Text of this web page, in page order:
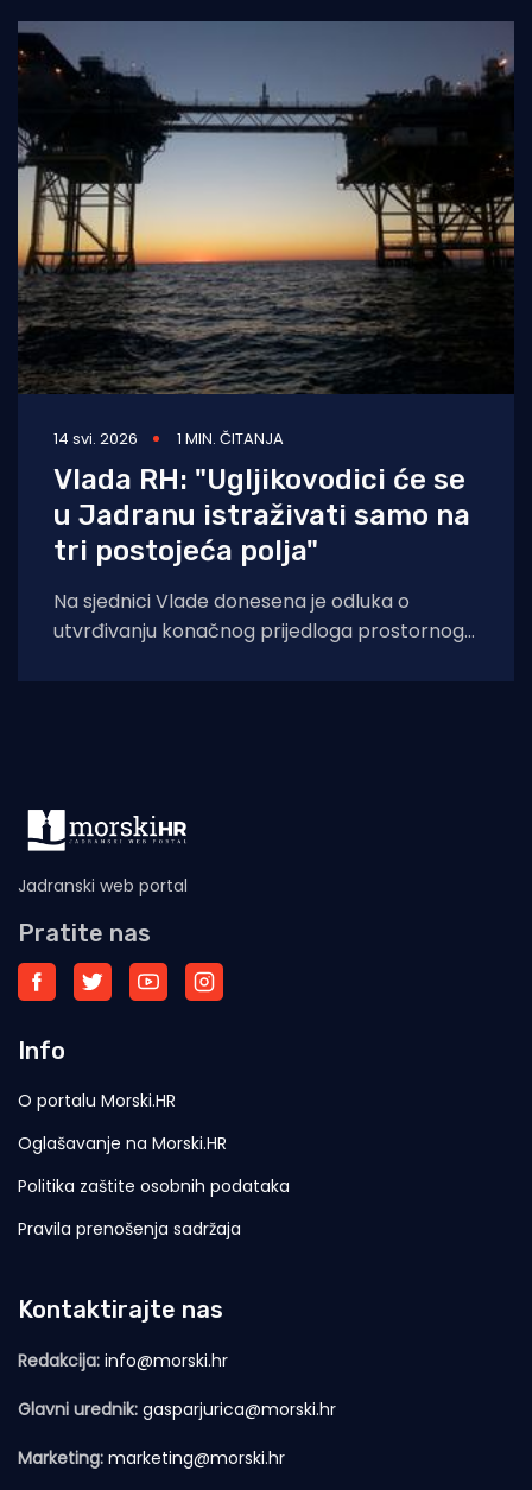
14 svi. 2026 1 MIN. ČITANJA
Vlada RH: "Ugljikovodici će se
u Jadranu istraživati samo na
tri postojeća polja"
Na sjednici Vlade donesena je odluka o
utvrđivanju konačnog prijedloga prostornog
Jadranski web portal
Pratite nas
Info
O portalu Morski.HR
Oglašavanje na Morski.HR
Politika zaštite osobnih podataka
Pravila prenošenja sadržaja
Kontaktirajte nas
Redakcija: info@morski.hr
Glavni urednik: gasparjurica@morski.hr
Marketing: marketing@morski.hr